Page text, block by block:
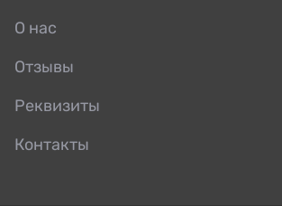
О нас
Отзывы
Реквизиты
Контакты